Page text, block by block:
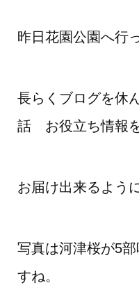
昨日花園公園へ行
長らくブログを休
話 お役立ち情報
お届け出来るよう
写真は河津桜が5
すね。